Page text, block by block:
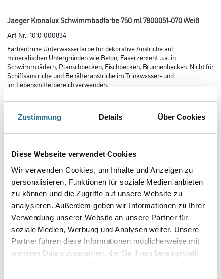
Zustimmung Details Über Cookies
Diese Webseite verwendet Cookies
Wir verwenden Cookies, um Inhalte und Anzeigen zu
personalisieren, Funktionen für soziale Medien anbieten
zu können und die Zugriffe auf unsere Website zu
analysieren. Außerdem geben wir Informationen zu Ihrer
Verwendung unserer Website an unsere Partner für
soziale Medien, Werbung und Analysen weiter. Unsere
Partner führen diese Informationen möglicherweise mit
weiteren Daten zusammen, die Sie ihnen bereitgestellt
haben oder die sie im Rahmen Ihrer Nutzung der Dienste
Jaeger Kronalux Schwimmbadfarbe 750 ml 7800051-070 Weiß
Art-Nr.:1010-000834
Farbenfrohe Unterwasserfarbe für dekorative Anstriche auf
mineralischen Untergründen wie Beton, Faserzement u.a. in
Schwimmbädern, Planschbecken, Fischbecken, Brunnenbecken. Nicht für
Schiffsanstriche und Behälteranstriche im Trinkwasser- und
im Lebensmittelbereich verwenden.
Gebinde
Umrechnungsfaktoren